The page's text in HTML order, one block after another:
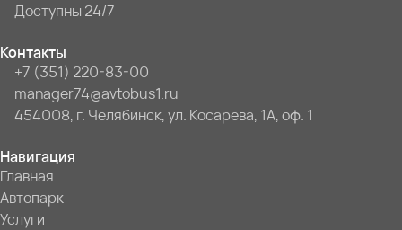
Доступны 24/7
Контакты
+7 (351) 220-83-00
manager74@avtobus1.ru
454008, г. Челябинск, ул. Косарева, 1А, оф. 1
Навигация
Главная
Автопарк
Услуги